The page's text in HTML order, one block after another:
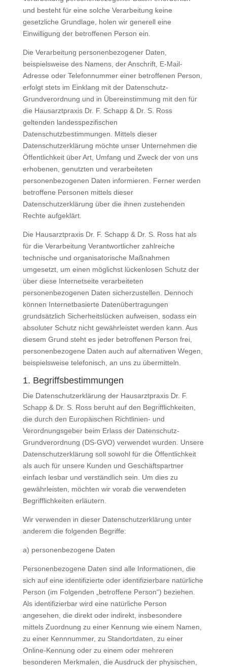
und besteht für eine solche Verarbeitung keine
gesetzliche Grundlage, holen wir generell eine
Einwilligung der betroffenen Person ein.
Die Verarbeitung personenbezogener Daten,
beispielsweise des Namens, der Anschrift, E-Mail-
Adresse oder Telefonnummer einer betroffenen Person,
erfolgt stets im Einklang mit der Datenschutz-
Grundverordnung und in Übereinstimmung mit den für
die Hausarztpraxis Dr. F. Schapp & Dr. S. Ross
geltenden landesspezifischen
Datenschutzbestimmungen. Mittels dieser
Datenschutzerklärung möchte unser Unternehmen die
Öffentlichkeit über Art, Umfang und Zweck der von uns
erhobenen, genutzten und verarbeiteten
personenbezogenen Daten informieren. Ferner werden
betroffene Personen mittels dieser
Datenschutzerklärung über die ihnen zustehenden
Rechte aufgeklärt.
Die Hausarztpraxis Dr. F. Schapp & Dr. S. Ross hat als
für die Verarbeitung Verantwortlicher zahlreiche
technische und organisatorische Maßnahmen
umgesetzt, um einen möglichst lückenlosen Schutz der
über diese Internetseite verarbeiteten
personenbezogenen Daten sicherzustellen. Dennoch
können Internetbasierte Datenübertragungen
grundsätzlich Sicherheitslücken aufweisen, sodass ein
absoluter Schutz nicht gewährleistet werden kann. Aus
diesem Grund steht es jeder betroffenen Person frei,
personenbezogene Daten auch auf alternativen Wegen,
beispielsweise telefonisch, an uns zu übermitteln.
1. Begriffsbestimmungen
Die Datenschutzerklärung der Hausarztpraxis Dr. F.
Schapp & Dr. S. Ross beruht auf den Begrifflichkeiten,
die durch den Europäischen Richtlinien- und
Verordnungsgeber beim Erlass der Datenschutz-
Grundverordnung (DS-GVO) verwendet wurden. Unsere
Datenschutzerklärung soll sowohl für die Öffentlichkeit
als auch für unsere Kunden und Geschäftspartner
einfach lesbar und verständlich sein. Um dies zu
gewährleisten, möchten wir vorab die verwendeten
Begrifflichkeiten erläutern.
Wir verwenden in dieser Datenschutzerklärung unter
anderem die folgenden Begriffe:
a) personenbezogene Daten
Personenbezogene Daten sind alle Informationen, die
sich auf eine identifizierte oder identifizierbare natürliche
Person (im Folgenden „betroffene Person“) beziehen.
Als identifizierbar wird eine natürliche Person
angesehen, die direkt oder indirekt, insbesondere
mittels Zuordnung zu einer Kennung wie einem Namen,
zu einer Kennnummer, zu Standortdaten, zu einer
Online-Kennung oder zu einem oder mehreren
besonderen Merkmalen, die Ausdruck der physischen,